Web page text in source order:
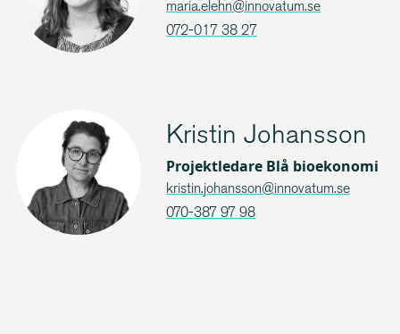
maria.elehn@innovatum.se
072-017 38 27
Kristin Johansson
Projektledare Blå bioekonomi
kristin.johansson@innovatum.se
070-387 97 98